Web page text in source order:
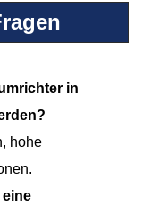
in
hohe
eine